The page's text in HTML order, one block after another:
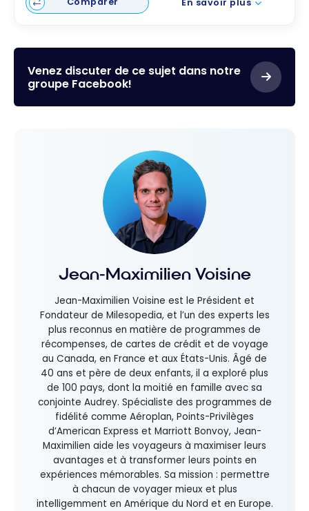
Venez discuter de ce sujet dans notre
groupe Facebook!
Jean-Maximilien Voisine
Jean-Maximilien Voisine est le Président et
Fondateur de Milesopedia, et l’un des experts les
plus reconnus en matière de programmes de
récompenses, de cartes de crédit et de voyage
au Canada, en France et aux États-Unis. Âgé de
40 ans et père de deux enfants, il a exploré plus
de 100 pays, dont la moitié en famille avec sa
conjointe Audrey. Spécialiste des programmes de
fidélité comme Aéroplan, Points-Privilèges
d’American Express et Marriott Bonvoy, Jean-
Maximilien aide les voyageurs à maximiser leurs
avantages et à transformer leurs points en
expériences mémorables. Sa mission : permettre
à chacun de voyager mieux et plus
intelligemment en Amérique du Nord et en Europe.